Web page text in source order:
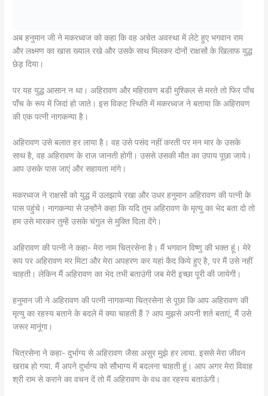
अब हनुमान जी ने मकरध्वज को कहा कि वह अचेत अवस्था में लेटे हुए भगवान राम
और लक्ष्मण का खास ख्याल रखे और उसके साथ मिलकर दोनों राक्षसों के खिलाफ युद्ध
छेड़ दिया।
पर यह युद्ध आसान न था। अहिरावण और महिरावण बडी मुश्किल से मरते तो फिर पाँच
पाँच के रूप में जिदां हो जाते। इस विकट स्थिति में मकरध्वज ने बताया कि अहिरावण
की एक पत्नी नागकन्या है।
अहिरावण उसे बलात हर लाया है। वह उसे पसंद नहीं करती पर मन मार के उसके
साथ है, वह अहिरावण के राज जानती होगी। उससे उसकी मौत का उपाय पूछा जाये।
आप उसके पास जाएं और सहायता मांगे।
मकरध्वज ने राक्षसों को युद्ध में उलझाये रखा और उधर हनुमान अहिरावण की पत्नी के
पास पहुंचे। नागकन्या से उन्होंने कहा कि यदि तुम अहिरावण के मृत्यु का भेद बता दो तो
हम उसे मारकर तुम्हें उसके चंगुल से मुक्ति दिला देंगे।
अहिरावण की पत्नी ने कहा- मेरा नाम चित्रसेना है। मैं भगवान विष्णु की भक्त हूं। मेरे
रूप पर अहिरावण मर मिटा और मेरा अपहरण कर यहां कैद किये हुए है, पर मैं उसे नहीं
चाहती। लेकिन मैं अहिरावण का भेद तभी बताउंगी जब मेरी इच्छा पूरी की जायेगी।
हनुमान जी ने अहिरावण की पत्नी नागकन्या चित्रसेना से पूछा कि आप अहिरावण की
मृत्यु का रहस्य बताने के बदले में क्या चाहती हैं ? आप मुझसे अपनी शर्त बताएं, मैं उसे
जरूर मानूंगा।
चित्रसेना ने कहा- दुर्भाग्य से अहिरावण जैसा असुर मुझे हर लाया. इससे मेरा जीवन
खराब हो गया. मैं अपने दुर्भाग्य को सौभाग्य में बदलना चाहती हूं। आप अगर मेरा विवाह
श्री राम से कराने का वचन दें तो मैं अहिरावण के वध का रहस्य बताऊंगी।